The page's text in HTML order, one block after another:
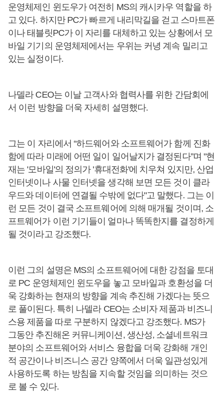
운영체제인 윈도우가 여전히 MS의 캐시카우 역할을 하
고 있다. 하지만 PC가 빠르게 내리막길을 걷고 스마트폰
이나 태블릿PC가 이 자리를 대체하고 있는 상황에서 모
바일 기기의 운영체제에서는 우위는 커녕 계속 밀리고
있는 실정이다.
나델라 CEO는 이날 고객사와 협력사를 위한 간담회에
서 이런 방향을 더욱 자세히 설명했다.
그는 이 자리에서 “하드웨어와 소프트웨어가 함께 진화
함에 따라 미래에 어떤 일이 일어날지가 결정된다”며 "현
재는 '모바일'의 정의가 '휴대전화'에 치우쳐 있지만, 산업
인터넷이나 사물 인터넷을 생각해 보면 모든 것이 클라
우드와 데이터에 연결될 수밖에 없다"고 말했다. 그는 이
런 모든 것이 결국 소프트웨어에 의해 매개될 것이며, 소
프트웨어가 이런 기기들이 얼마나 똑똑한지를 결정하게
될 것이라고 강조했다.
이런 그의 설명은 MS의 소프트웨어에 대한 강점을 토대
로 PC 운영체제인 윈도우을 놓고 모바일과 호환성을 더
욱 강화하는 현재의 방향을 계속 추진해 가겠다는 뜻으
로 풀이된다. 특히 나델라 CEO는 소비자 제품과 비즈니
스용 제품을 따로 구분하지 않겠다고 강조했다. MS가
그동안 추진해온 커뮤니케이션, 생산성, 소셜네트워크
분야의 소프트웨어와 서비스 융합을 더욱 강화해 개인
적 공간이나 비즈니스 공간 양쪽에서 더욱 일관성있게
사용하도록 하는 방침을 지속할 것임을 의미하는 것으
로 볼 수 있다.